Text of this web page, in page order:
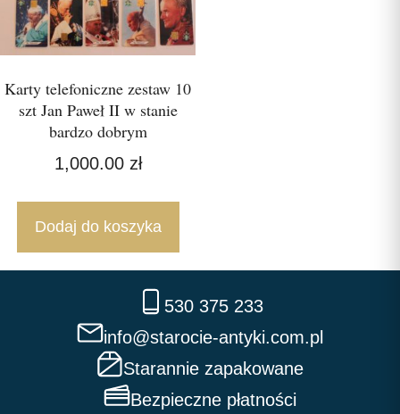
Karty telefoniczne zestaw 10
szt Jan Paweł II w stanie
bardzo dobrym
1,000.00 zł
Dodaj do koszyka
530 375 233
info@starocie-antyki.com.pl
Starannie zapakowane
Bezpieczne płatności